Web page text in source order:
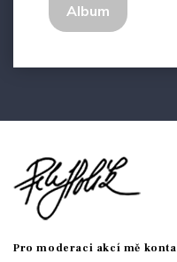
Album
Pro moderaci akcí mě